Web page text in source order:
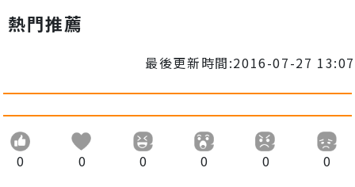
熱門推薦
最後更新時間:2016-07-27 13:07
0 0 0 0 0 0